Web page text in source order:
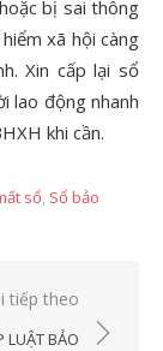
bị sai thông
xã hội càng
Xin cấp lại sổ
lao động nhanh
khi cần.
sổ Sổ bảo
tiếp theo
LUẬT BẢO